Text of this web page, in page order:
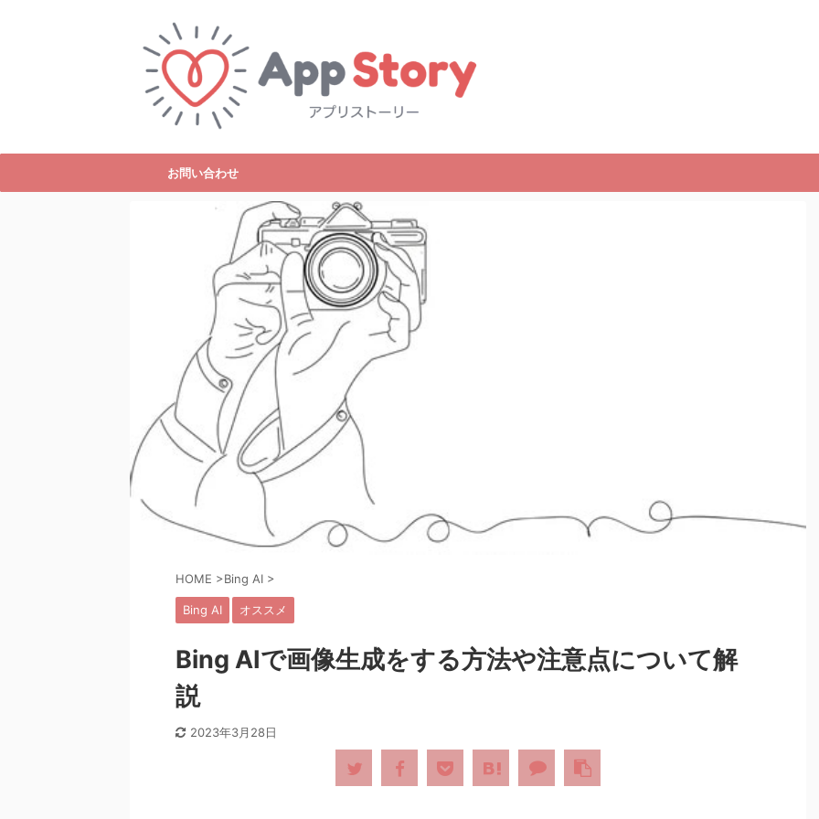
お問い合わせ
HOME >Bing AI >
Bing AI オススメ
Bing AIで画像生成をする方法や注意点について解
説
2023年3月28日